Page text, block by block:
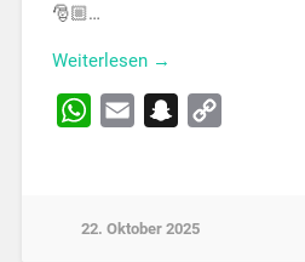
🎅🏼…
Weiterlesen →
WhatsApp
Email Snapchat
22. Oktober 2025